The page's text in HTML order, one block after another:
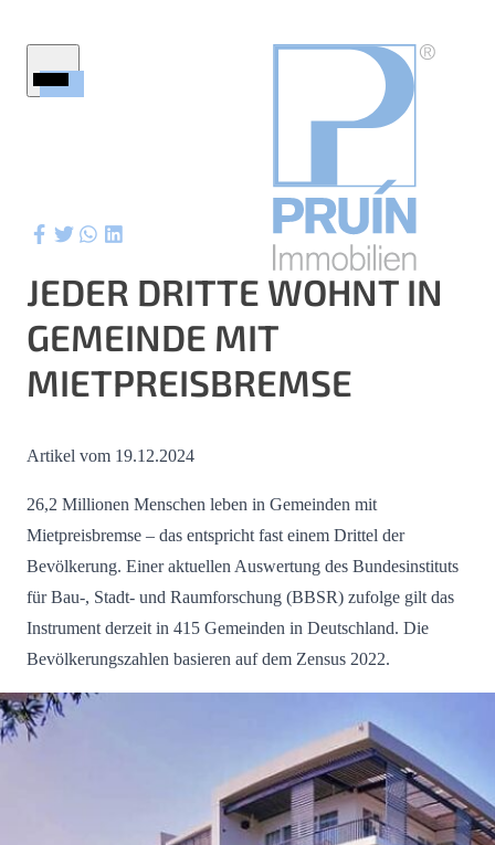
Service
Wertermittlung
Aktuelles
Referenzen
Kontakt
JEDER DRITTE WOHNT IN
GEMEINDE MIT
MIETPREISBREMSE
Artikel vom 19.12.2024
26,2 Millionen Menschen leben in Gemeinden mit
Mietpreisbremse – das entspricht fast einem Drittel der
Bevölkerung. Einer aktuellen Auswertung des Bundesinstituts
für Bau-, Stadt- und Raumforschung (BBSR) zufolge gilt das
Instrument derzeit in 415 Gemeinden in Deutschland. Die
Bevölkerungszahlen basieren auf dem Zensus 2022.